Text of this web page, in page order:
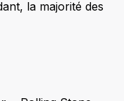
la majorité des